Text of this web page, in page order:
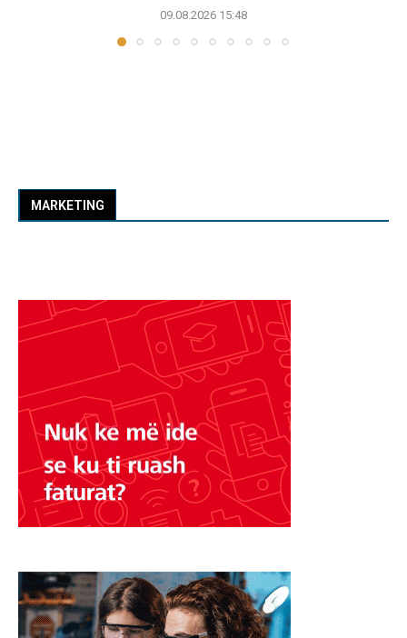
09.08.2026 15:48
MARKETING